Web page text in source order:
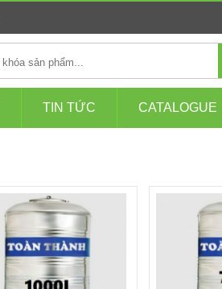
TIN TỨC CATALOGUE